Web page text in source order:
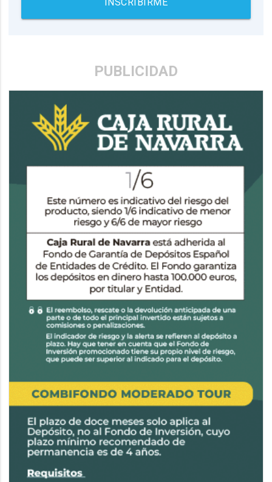
PUBLICIDAD